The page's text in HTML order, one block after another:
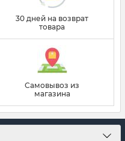
30 дней на возврат
товара
Самовывоз из
магазина